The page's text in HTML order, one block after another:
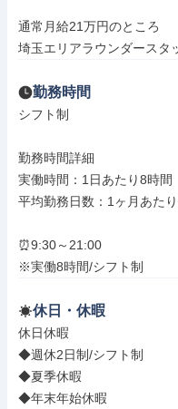
通常月給21万円のところ
埼玉エリアラウンダースタ
勤務時間
シフト制
勤務時間詳細
実働時間：1日あたり8時間
平均勤務日数：1ヶ月あた
⏰9:30～21:00
※実働8時間/シフト制
休日・休暇
休日休暇
◆週休2日制/シフト制
◆夏季休暇
◆年末年始休暇